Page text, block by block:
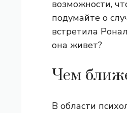
возможности,
подумайте о
встретила
она живет?
Чем
В области